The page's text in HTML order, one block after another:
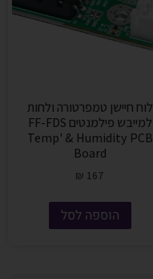
לוח חיישן טמפרטורה ולחות
למייבש פילמנטים FF-FDS
Temp' & Humidity PCB
Board
₪ 167
הוספה לסל